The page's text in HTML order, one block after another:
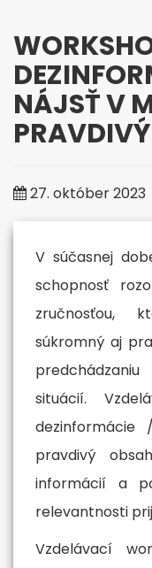
NÁJSŤ V
27. október 2023
V súčasnej
schopnosť
zručnosťou,
súkromný aj
situácií.
pravdivý
informácií a
relevantnosti
Vzdelávací